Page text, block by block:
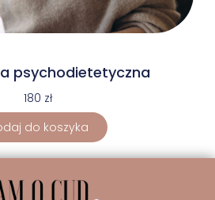
psychodietetyczna
180 zł
do koszyka